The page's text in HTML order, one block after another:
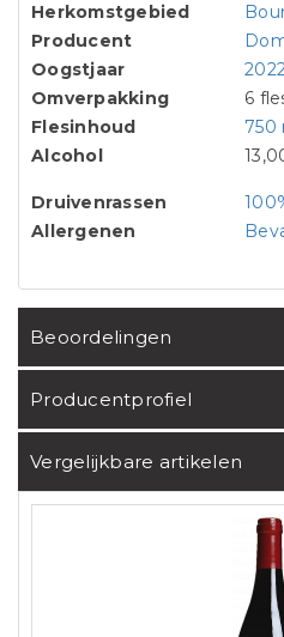
Herkomstgebied
Producent
Oogstjaar
Omverpakking
6
Flesinhoud
750
Alcohol
Druivenrassen
Allergenen
Beoordelingen
Producentprofiel
Vergelijkbare artikelen